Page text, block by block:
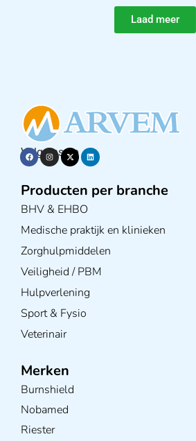
Laad meer
Volg ons op
Producten per branche
BHV & EHBO
Medische praktijk en klinieken
Zorghulpmiddelen
Veiligheid / PBM
Hulpverlening
Sport & Fysio
Veterinair
Merken
Burnshield
Nobamed
Riester